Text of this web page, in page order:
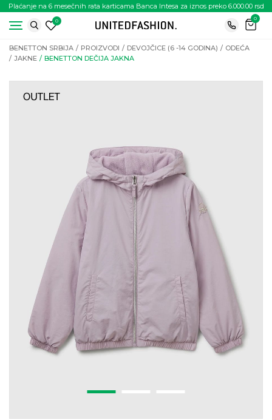
Plaćanje na 6 mesečnih rata karticama Banca Intesa za iznos preko 6.000.00 rsd
0
0
BENETTON SRBIJA PROIZVODI DEVOJČICE (6 -14 GODINA)
ODEĆA
JAKNE
BENETTON DEČIJA JAKNA